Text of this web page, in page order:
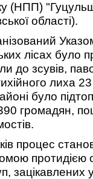
(НПП)
області).
лісах було
до зсувів,
лиха
було
громадян,
процес
протидією
зацікавлених